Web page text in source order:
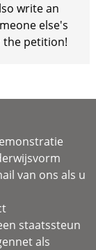
write an
else's
the petition!
van ons als u
staatssteun
als